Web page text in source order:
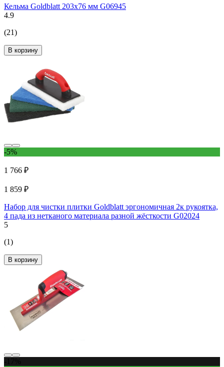
Кельма Goldblatt 203x76 мм G06945
4.9
(21)
В корзину
-5%
1 766 ₽
1 859 ₽
Набор для чистки плитки Goldblatt эргономичная 2к рукоятка,
4 пада из нетканого материала разной жёсткости G02024
5
(1)
В корзину